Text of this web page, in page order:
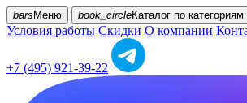
bars Меню book_circleКаталог по категориям
Условия работы Скидки О компании
+7 (495) 921-39-22